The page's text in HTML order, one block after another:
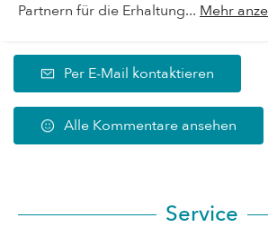
Partnern für die Erhaltung... Mehr
Per E-Mail kontaktieren
Alle Kommentare ansehen
Service